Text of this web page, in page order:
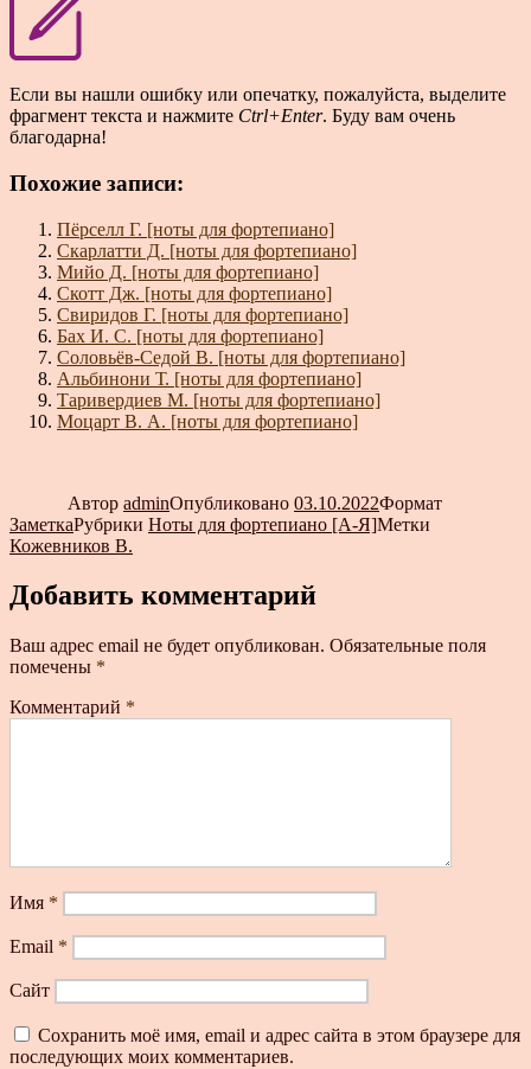
Если вы нашли ошибку или опечатку, пожалуйста, выделите
фрагмент текста и нажмите Ctrl+Enter. Буду вам очень
благодарна!
Похожие записи:
Пёрселл Г. [ноты для фортепиано]
Скарлатти Д. [ноты для фортепиано]
Мийо Д. [ноты для фортепиано]
Скотт Дж. [ноты для фортепиано]
Свиридов Г. [ноты для фортепиано]
Бах И. С. [ноты для фортепиано]
Соловьёв-Седой В. [ноты для фортепиано]
Альбинони Т. [ноты для фортепиано]
Таривердиев М. [ноты для фортепиано]
Моцарт В. А. [ноты для фортепиано]
Автор adminОпубликовано 03.10.2022Формат
ЗаметкаРубрики Ноты для фортепиано [А-Я]Метки
Кожевников В.
Добавить комментарий
Ваш адрес email не будет опубликован. Обязательные поля
помечены *
Комментарий *
Имя *
Email *
Сайт
Сохранить моё имя, email и адрес сайта в этом браузере для
последующих моих комментариев.